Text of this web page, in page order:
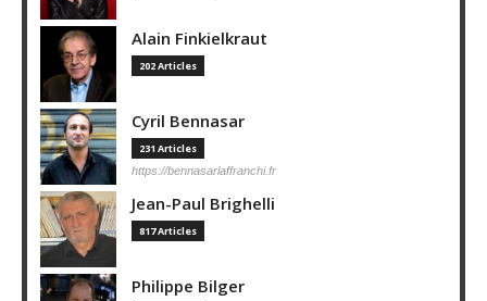
Alain Finkielkraut
202 Articles
Cyril Bennasar
231 Articles
https://bennasarlaffranchi.fr
Jean-Paul Brighelli
817 Articles
Philippe Bilger